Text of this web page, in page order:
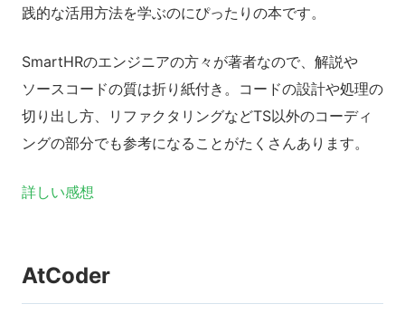
践的な活用方法を学ぶのにぴったりの本です。
SmartHRのエンジニアの方々が著者なので、解説や
ソースコードの質は折り紙付き。コードの設計や処理の
切り出し方、リファクタリングなどTS以外のコーディ
ングの部分でも参考になることがたくさんあります。
詳しい感想
AtCoder